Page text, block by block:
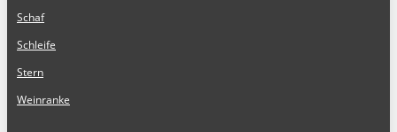
Schaf
Schleife
Stern
Weinranke